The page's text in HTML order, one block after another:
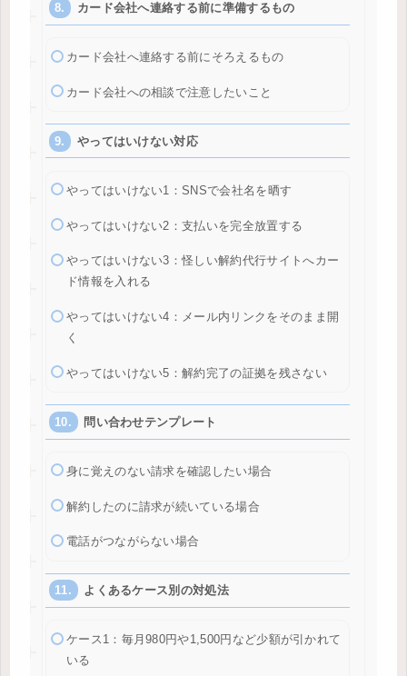
カード会社へ連絡する前に準備するもの
カード会社へ連絡する前にそろえるもの
カード会社への相談で注意したいこと
やってはいけない対応
やってはいけない1：SNSで会社名を晒す
やってはいけない2：支払いを完全放置する
やってはいけない3：怪しい解約代行サイトへカー
ド情報を入れる
やってはいけない4：メール内リンクをそのまま開
く
やってはいけない5：解約完了の証拠を残さない
問い合わせテンプレート
身に覚えのない請求を確認したい場合
解約したのに請求が続いている場合
電話がつながらない場合
よくあるケース別の対処法
ケース1：毎月980円や1,500円など少額が引かれて
いる